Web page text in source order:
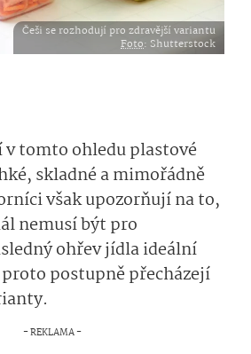
Češi se rozhodují pro zdravější variantu
Foto: Shutterstock
tomto ohledu plastové
skladné a mimořádně
však upozorňují na to,
nemusí být pro
ohřev jídla ideální
postupně přecházejí